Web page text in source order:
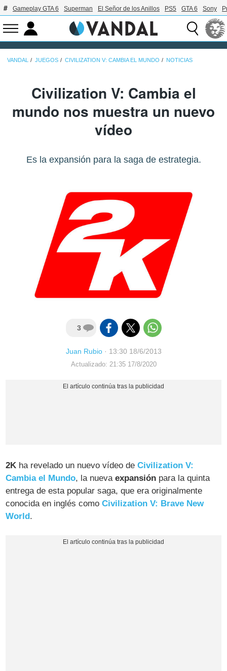
Gameplay GTA 6 Superman El Señor de los Anillos PS5 GTA 6 Sony
VANDAL JUEGOS CIVILIZATION V: CAMBIA EL MUNDO NOTICIAS
Civilization V: Cambia el
mundo nos muestra un nuevo
vídeo
Es la expansión para la saga de estrategia.
3
Juan Rubio· 13:30 18/6/2013
Actualizado: 21:35 17/8/2020
2K ha revelado un nuevo vídeo deCivilization V:
Cambia el Mundo, la nuevaexpansión para la quinta
entrega de esta popular saga, que era originalmente
conocida en inglés comoCivilization V: Brave New
World.